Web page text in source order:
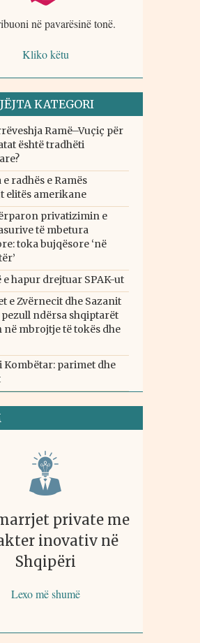
në pavarësinë tonë.
Kliko këtu
KATEGORI
Ramë–Vuçiç për
është tradhëti
radhës e Ramës
elitës amerikane
privatizimin e
të mbetura
toka bujqësore ‘në
e hapur drejtuar SPAK-ut
e Zvërnecit dhe Sazanit
ndërsa shqiptarët
mbrojtje të tokës dhe
Kombëtar: parimet dhe
private me
inovativ në
Shqipëri
Lexo më shumë